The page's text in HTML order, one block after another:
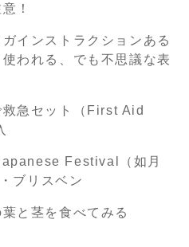
！
ガインストラクションある
われる、でも不思議な表
救急セット（First Aid
Festival（如月
ブリスベン
と茎を食べてみる